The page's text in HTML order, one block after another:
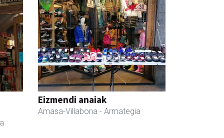
Eizmendi anaiak
Amasa-Villabona - Armategia